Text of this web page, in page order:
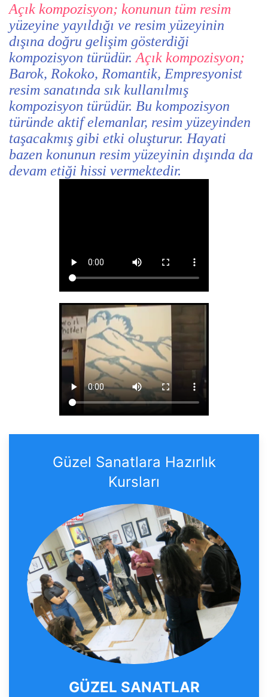
Açık kompozisyon; konunun tüm resim
yüzeyine yayıldığı ve resim yüzeyinin
dışına doğru gelişim gösterdiği
kompozisyon türüdür. Açık kompozisyon;
Barok, Rokoko, Romantik, Empresyonist
resim sanatında sık kullanılmış
kompozisyon türüdür. Bu kompozisyon
türünde aktif elemanlar, resim yüzeyinden
taşacakmış gibi etki oluşturur. Hayati
bazen konunun resim yüzeyinin dışında da
devam etiği hissi vermektedir.
Güzel Sanatlara Hazırlık
Kursları
GÜZEL SANATLAR